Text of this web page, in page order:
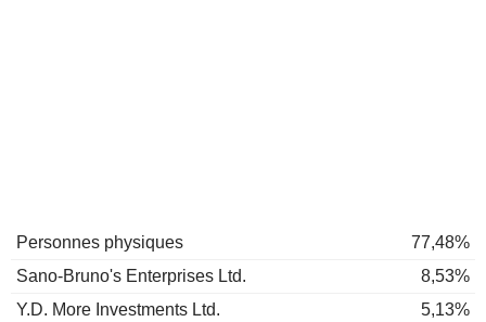
Personnes physiques
77,48%
Sano-Bruno's Enterprises Ltd.
8,53%
Y.D. More Investments Ltd.
5,13%